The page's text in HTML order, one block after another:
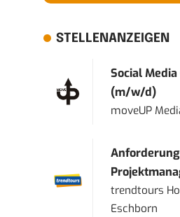
STELLENANZEIGEN
Social
(m/w/d)
moveUP
trendtours
Eschborn